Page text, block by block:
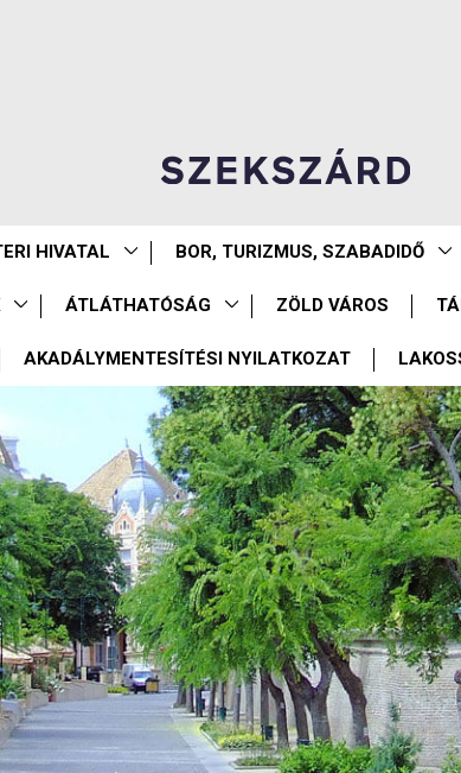
HIVATAL BOR, TURIZMUS, SZABADIDŐ
ÁTLÁTHATÓSÁG ZÖLD VÁROS
AKADÁLYMENTESÍTÉSI NYILATKOZAT